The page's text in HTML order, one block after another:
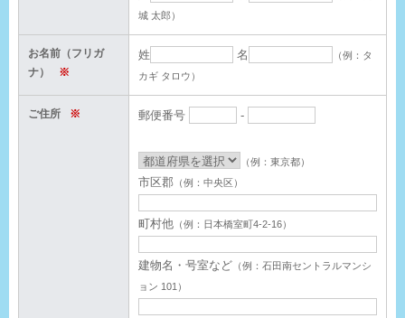
城 太郎）
お名前（フリガ
ナ）
※
姓 名
（例：タ
カギ タロウ）
ご住所 ※ 郵便番号 -
（例：東京都）
市区郡 （例：中央区）
町村他 （例：日本橋室町4-2-16）
建物名・号室など （例：石田南セントラルマンシ
ョン 101）